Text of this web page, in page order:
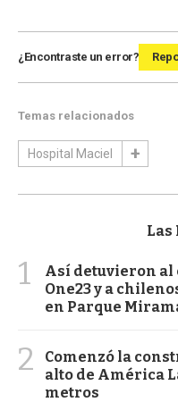
¿Encontraste un error?
Temas relacionados
Hospital Maciel
Las
1
Así detuvieron al
One23 y a
en Parque
2
Comenzó la
alto de América
metros